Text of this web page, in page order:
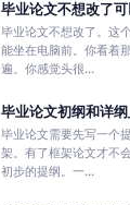
毕业论文不想改了
毕业论文不想改了。这
能坐在电脑前。你看着
遍。你感觉头很...
毕业论文初纲和详
毕业论文需要先写一个
架。有了框架论文才不
初步的提纲。一...